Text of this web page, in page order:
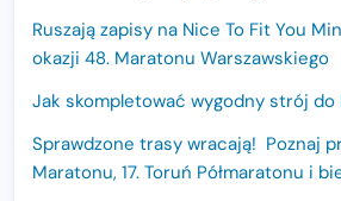
Ruszają zapisy na Nice To Fit You
okazji 48. Maratonu Warszawskiego
Jak skompletować wygodny strój do
Sprawdzone trasy wracają! Poznaj
Maratonu, 17. Toruń Półmaratonu i